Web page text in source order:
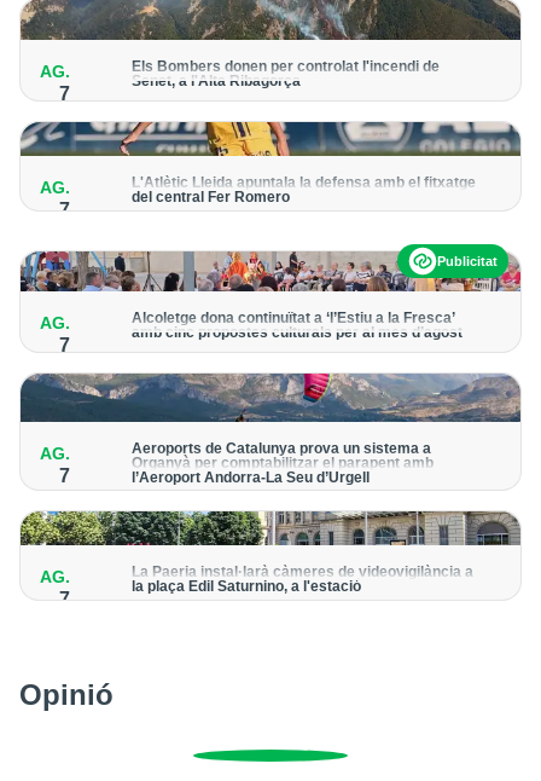
AG.
7
Els Bombers donen per controlat l'incendi de
Senet, a l'Alta Ribagorça
El cos manté la vigilància de la zona amb drons i mitjans aeris
AG.
7
L'Atlètic Lleida apuntala la defensa amb el fitxatge
del central Fer Romero
Publicitat
AG.
7
Alcoletge dona continuïtat a ‘l’Estiu a la Fresca’
amb cinc propostes culturals per al mes d’agost
Un dels grans protagonistes de la programació serà
AG.
7
Aeroports de Catalunya prova un sistema a
Organyà per comptabilitzar el parapent amb
l’Aeroport Andorra-La Seu d’Urgell
mòbil per donar pas als avions amb vols instrumentals
AG.
7
La Paeria instal·larà càmeres de videovigilància a
la plaça Edil Saturnino, a l'estació
Opinió